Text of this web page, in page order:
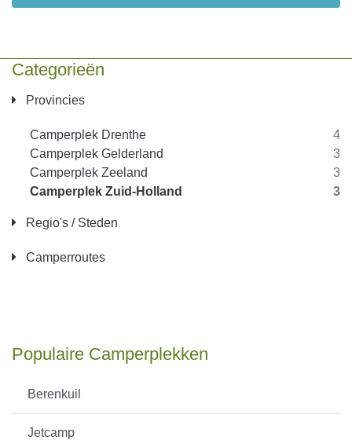
Categorieën
Provincies
Camperplek Drenthe
4
Camperplek Gelderland
3
Camperplek Zeeland
3
Camperplek Zuid-Holland
3
Regio's / Steden
Camperroutes
Populaire Camperplekken
Berenkuil
Jetcamp